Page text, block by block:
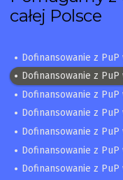
całej Polsce
Dofinansowanie z
Dofinansowanie z
Dofinansowanie z
Dofinansowanie z
Dofinansowanie z PuP
Dofinansowanie z
Dofinansowanie z